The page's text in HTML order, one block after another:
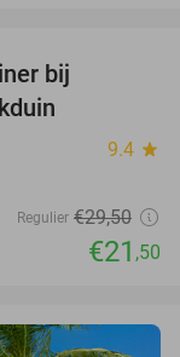
bij
9.4 star
Regulier €29,50
€21 ,50